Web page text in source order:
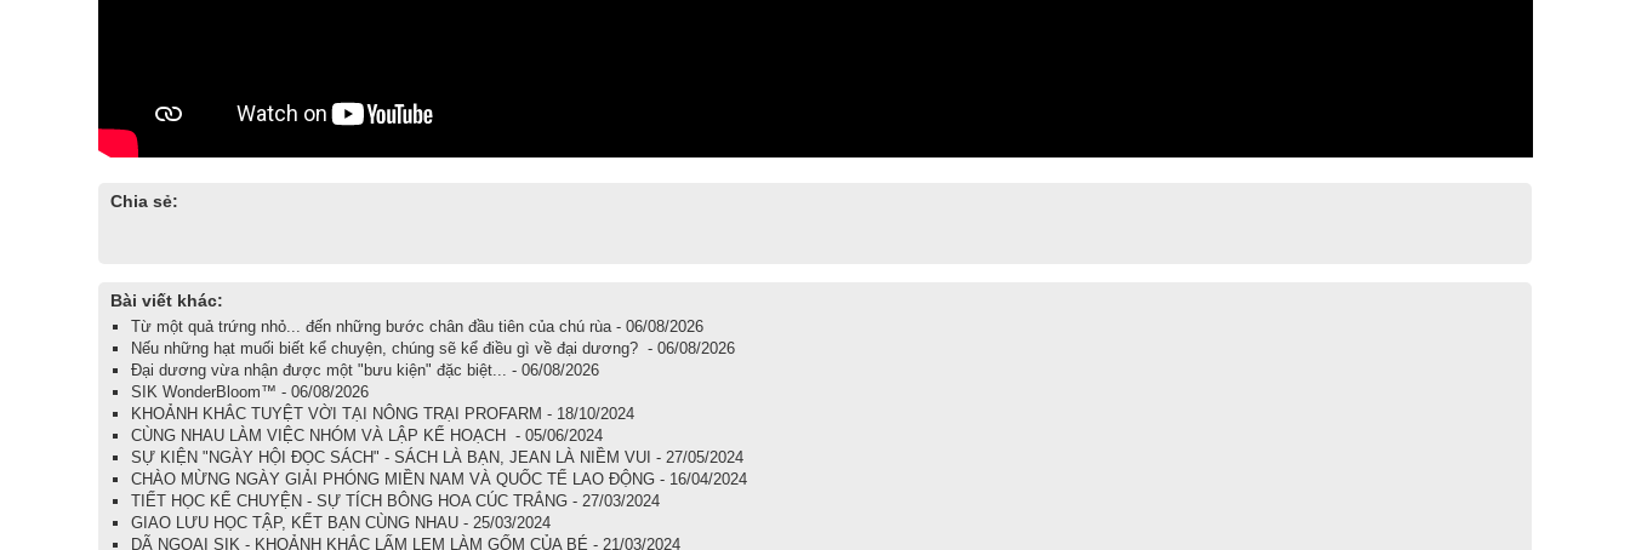
Chia sẻ:
Bài viết khác:
Từ một quả trứng nhỏ... đến những bước chân đầu tiên của chú rùa - 06/08/2026
Nếu những hạt muối biết kể chuyện, chúng sẽ kể điều gì về đại dương? - 06/08/2026
Đại dương vừa nhận được một "bưu kiện" đặc biệt... - 06/08/2026
SIK WonderBloom™ - 06/08/2026
KHOẢNH KHẮC TUYỆT VỜI TẠI NÔNG TRẠI PROFARM - 18/10/2024
CÙNG NHAU LÀM VIỆC NHÓM VÀ LẬP KẾ HOẠCH - 05/06/2024
SỰ KIỆN "NGÀY HỘI ĐỌC SÁCH" - SÁCH LÀ BẠN, JEAN LÀ NIỀM VUI - 27/05/2024
CHÀO MỪNG NGÀY GIẢI PHÓNG MIỀN NAM VÀ QUỐC TẾ LAO ĐỘNG - 16/04/2024
TIẾT HỌC KỂ CHUYỆN - SỰ TÍCH BÔNG HOA CÚC TRẮNG - 27/03/2024
GIAO LƯU HỌC TẬP, KẾT BẠN CÙNG NHAU - 25/03/2024
DÃ NGOẠI SIK - KHOẢNH KHẮC LẤM LEM LÀM GỐM CỦA BÉ - 21/03/2024